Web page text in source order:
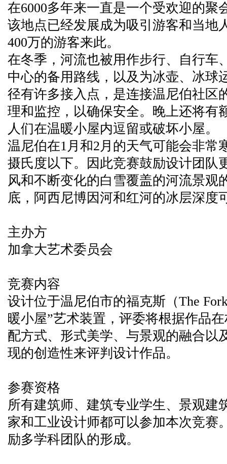
在6000多年来一直是一个受欢迎的聚
该地点已经发展成为吸引游客和当地
400万的游客来此。
在冬季，河流也被用作步行、自行车
中心的备用路线，以及为冰壶、冰球
径有许多接入点，是连接温尼伯社区
理和监控，以确保安全。晚上还将有
人们在温暖小屋内逗留或破坏小屋。
温尼伯在1月和2月的天气可能会非常
摄氏度以下。因此竞赛鼓励设计团队
风和不断变化的白雪覆盖的河流景观
底，阿西尼博因河和红河的冰层深度
主办方
加拿大艺术委员会
竞赛内容
设计位于温尼伯市的福克斯（The
暖小屋”艺术装置，评委将根据作品
配方式、形式美学、与景观的融合以
现的创造性来评判设计作品。
参赛资格
所有建筑师、建筑专业学生、景观建
家和工业设计师都可以参加本次竞赛
励多学科团队的形成。